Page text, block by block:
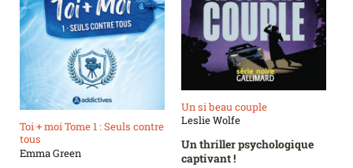
Toi + moi Tome 1 : Seuls contre
tous
Emma Green
Un si beau couple
Leslie Wolfe
Un thriller psychologique
captivant !